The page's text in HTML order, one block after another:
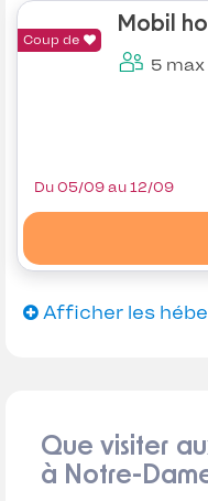
Coup de
Mobil
5 max
Du 05/09 au 12/09
Afficher les
Que visiter
à Notre-